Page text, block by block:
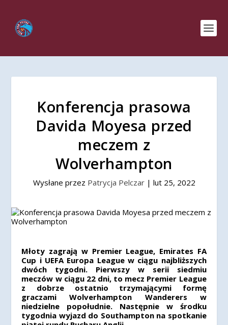
Konferencja prasowa
Davida Moyesa przed
meczem z
Wolverhampton
Wysłane przez Patrycja Pelczar| lut 25, 2022
Młoty zagrają w Premier League, Emirates FA
Cup i UEFA Europa League w ciągu najbliższych
dwóch tygodni. Pierwszy w serii siedmiu
meczów w ciągu 22 dni, to mecz Premier League
z dobrze ostatnio trzymającymi formę
graczami Wolverhampton Wanderers w
niedzielne popołudnie. Następnie w środku
tygodnia wyjazd do Southampton na spotkanie